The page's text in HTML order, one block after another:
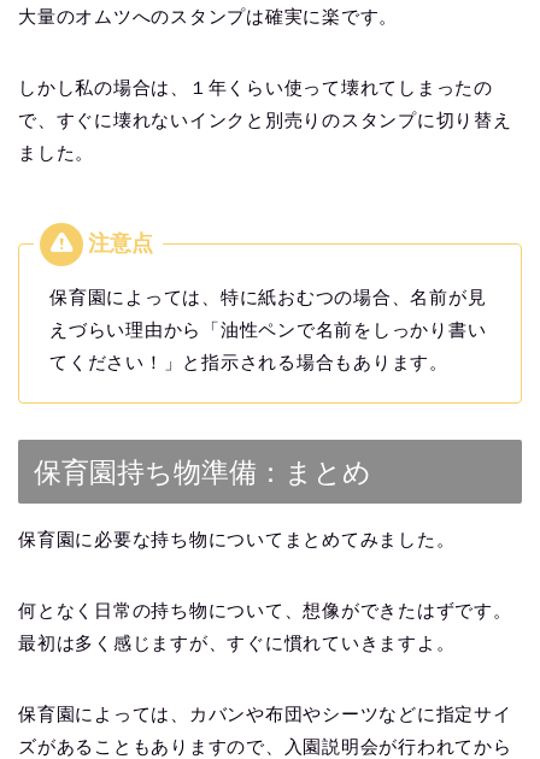
大量のオムツへのスタンプは確実に楽です。
しかし私の場合は、１年くらい使って壊れてしまったの
で、すぐに壊れないインクと別売りのスタンプに切り替え
ました。
保育園によっては、特に紙おむつの場合、名前が見
えづらい理由から「油性ペンで名前をしっかり書い
てください！」と指示される場合もあります。
保育園持ち物準備：まとめ
保育園に必要な持ち物についてまとめてみました。
何となく日常の持ち物について、想像ができたはずです。
最初は多く感じますが、すぐに慣れていきますよ。
保育園によっては、カバンや布団やシーツなどに指定サイ
ズがあることもありますので、入園説明会が行われてから